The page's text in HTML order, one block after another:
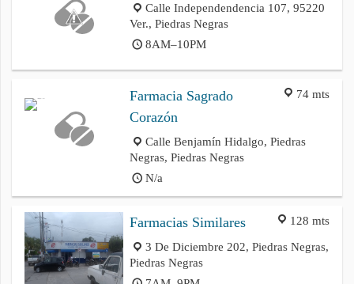
Calle Independendencia 107, 95220
Ver., Piedras Negras
8AM–10PM
74 mts
Farmacia Sagrado
Corazón
Calle Benjamín Hidalgo, Piedras
Negras, Piedras Negras
N/a
128 mts
Farmacias Similares
3 De Diciembre 202, Piedras Negras,
Piedras Negras